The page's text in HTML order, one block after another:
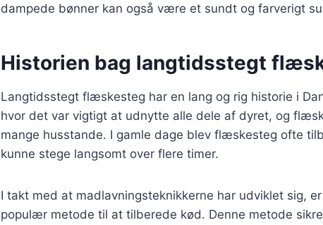
dampede bønner kan også være et sundt og farverigt
Historien bag langtidsstegt
Langtidsstegt flæskesteg har en lang og rig historie i
hvor det var vigtigt at udnytte alle dele af dyret, og
mange husstande. I gamle dage blev flæskesteg ofte
kunne stege langsomt over flere timer.
I takt med at madlavningsteknikkerne har udviklet sig,
populær metode til at tilberede kød. Denne metode